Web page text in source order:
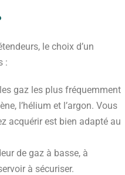
le choix d’un
:
gaz les plus fréquemment
l’hélium et l’argon. Vous
acquérir est bien adapté au
de gaz à basse, à
à sécuriser.